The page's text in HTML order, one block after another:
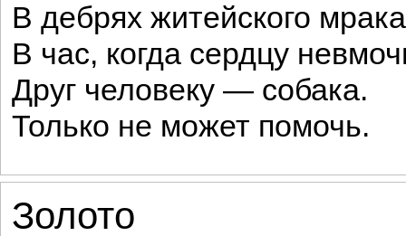
В дебрях житейского
В час, когда сердцу
Друг человеку — собака.
Только не может помочь.
Золото